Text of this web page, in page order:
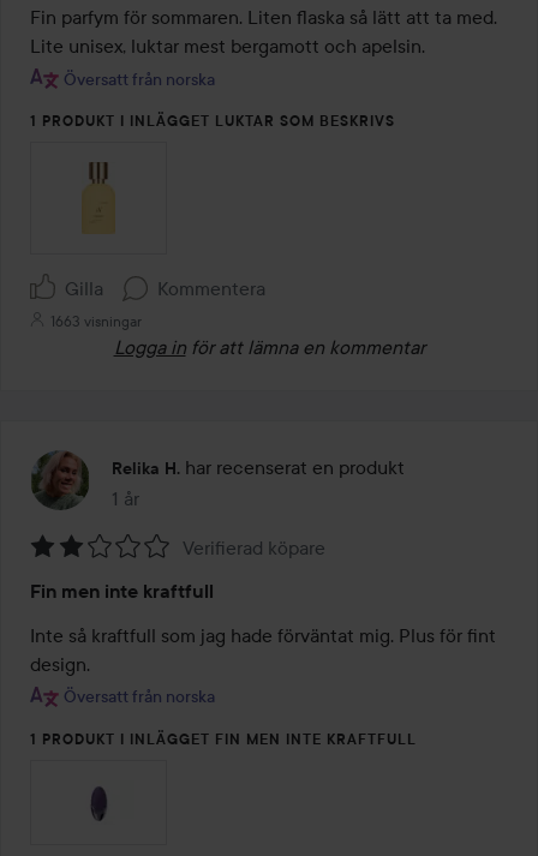
av
5
Fin parfym för sommaren. Liten flaska så lätt att ta med.
Lite unisex, luktar mest bergamott och apelsin.
Översatt från norska
1 PRODUKT I INLÄGGET LUKTAR SOM BESKRIVS
Gilla Kommentera
1663 visningar
Logga in för att lämna en kommentar
Relika H. har recenserat en produkt
1 år
Inlägget skapades 1 år
2
av
5
Verifierad köpare
Fin men inte kraftfull
Inte så kraftfull som jag hade förväntat mig. Plus för fint
design.
Översatt från norska
1 PRODUKT I INLÄGGET FIN MEN INTE KRAFTFULL